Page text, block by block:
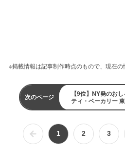
※掲載情報は記事制作時点のもので、現在の
次のページ
【9位】NY発のお
ティ・ベーカリー
（3.9pt/803クチコ
1 2 3